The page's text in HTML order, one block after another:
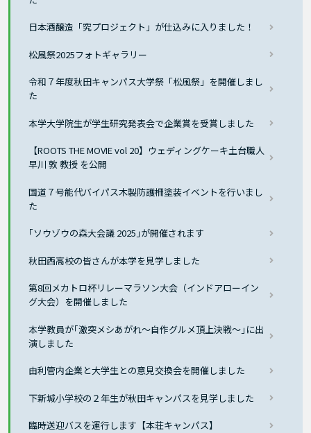
日本酒醸造「究プロジェクト」が仕込みに入りました！
松風祭2025フォトギャラリー
令和７年度秋田キャンパス大学祭「松風祭」を開催しまし
た
本学大学院生が学生研究発表会で企業賞を受賞しました
【ROOTS THE MOVIE vol 20】ウェディングケーキ土台職人
早川 敦 教授 を公開
国道７号能代バイパス木製防護柵塗装イベントを行いまし
た
｢ソウゾウの森大会議 2025｣が開催されます
秋田西高校の皆さんが本学を見学しました
第8回メカトロ杯リレーマラソン大会（インドアローイン
グ大会）を開催しました
本学教員が｢激突メシあがれ〜自作グルメ頂上決戦〜｣に出
演しました
由利管内企業と大学生との意見交換会を開催しました
下新城小学校の２年生が秋田キャンパスを見学しました
臨時送迎バスを運行します【本荘キャンパス】